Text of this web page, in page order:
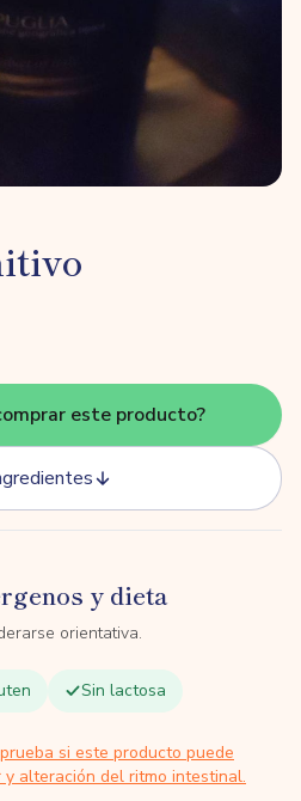
este producto?
y dieta
orientativa.
Sin lactosa
si este producto puede
alteración del ritmo intestinal.